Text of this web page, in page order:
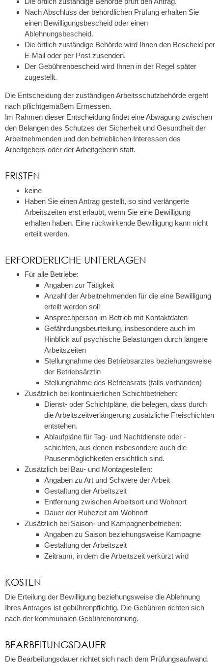
Nach Abschluss der behördlichen Prüfung erhalten Sie
einen Bewilligungsbescheid oder einen
Ablehnungsbescheid.
Die örtlich zuständige Behörde wird Ihnen den Bescheid per
E-Mail oder per Post zusenden.
Der Gebührenbescheid wird Ihnen in der Regel später
zugestellt.
Die Entscheidung der zuständigen Arbeitsschutzbehörde ergeht
nach pflichtgemäßem Ermessen.
Im Rahmen dieser Entscheidung findet eine Abwägung zwischen
den Belangen des Schutzes der Sicherheit und Gesundheit der
Arbeitnehmenden und den betrieblichen Interessen des
Arbeitgebers oder der Arbeitgeberin statt.
FRISTEN
keine
Haben Sie einen Antrag gestellt, so sind verlängerte
Arbeitszeiten erst erlaubt, wenn Sie eine Bewilligung
erhalten haben. Eine rückwirkende Bewilligung kann nicht
erteilt werden.
ERFORDERLICHE UNTERLAGEN
Für alle Betriebe:
Angaben zur Tätigkeit
Anzahl der Arbeitnehmenden für die eine Bewilligung
erteilt werden soll
Ansprechperson im Betrieb mit Kontaktdaten
Gefährdungsbeurteilung, insbesondere auch im
Hinblick auf psychische Belastungen durch längere
Arbeitszeiten
Stellungnahme des Betriebsarztes beziehungsweise
der Betriebsärztin
Stellungnahme des Betriebsrats (falls vorhanden)
Zusätzlich bei kontinuierlichen Schichtbetrieben:
Dienst- oder Schichtpläne, die belegen, dass durch
die Arbeitszeitverlängerung zusätzliche Freischichten
entstehen.
Ablaufpläne für Tag- und Nachtdienste oder -
schichten, aus denen insbesondere auch die
Pausenmöglichkeiten ersichtlich sind.
Zusätzlich bei Bau- und Montagestellen:
Angaben zu Art und Schwere der Arbeit
Gestaltung der Arbeitszeit
Entfernung zwischen Arbeitsort und Wohnort
Dauer der Ruhezeit am Wohnort
Zusätzlich bei Saison- und Kampagnenbetrieben:
Angaben zu Saison beziehungsweise Kampagne
Gestaltung der Arbeitszeit
Zeitraum, in dem die Arbeitszeit verkürzt wird
KOSTEN
Die Erteilung der Bewilligung beziehungsweise die Ablehnung
Ihres Antrages ist gebührenpflichtig. Die Gebühren richten sich
nach der kommunalen Gebührenordnung.
BEARBEITUNGSDAUER
Die Bearbeitungsdauer richtet sich nach dem Prüfungsaufwand.